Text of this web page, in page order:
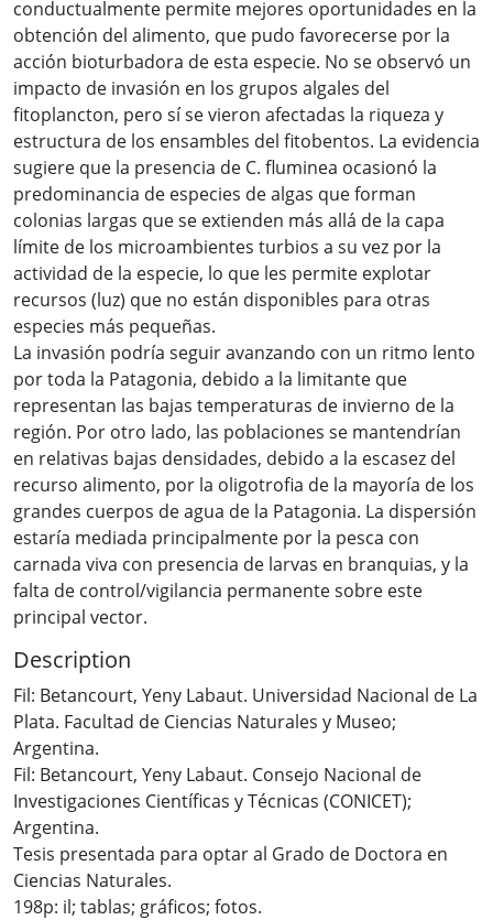
Description
Fil: Betancourt, Yeny Labaut. Universidad Nacional de La
Plata. Facultad de Ciencias Naturales y Museo;
Argentina.
Fil: Betancourt, Yeny Labaut. Consejo Nacional de
Investigaciones Científicas y Técnicas (CONICET);
Argentina.
Tesis presentada para optar al Grado de Doctora en
Ciencias Naturales.
198p: il; tablas; gráficos; fotos.